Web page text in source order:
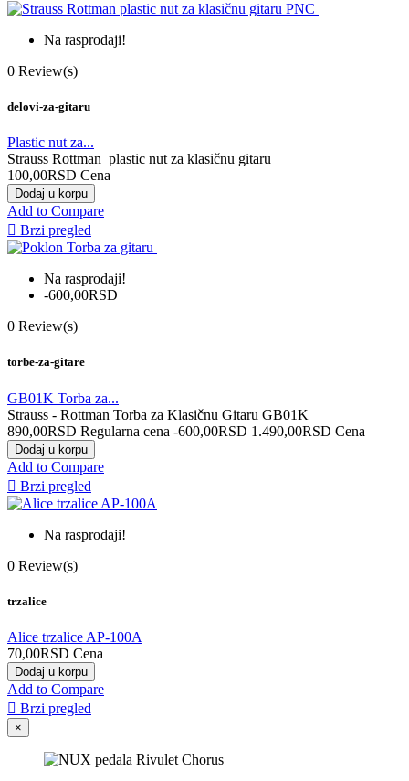
Na rasprodaji!
0 Review(s)
delovi-za-gitaru
Plastic nut za...
Strauss Rottman plastic nut za klasičnu gitaru
100,00RSD Cena
Dodaj u korpu
Add to Compare
 Brzi pregled
Na rasprodaji!
-600,00RSD
0 Review(s)
torbe-za-gitare
GB01K Torba za...
Strauss - Rottman Torba za Klasičnu Gitaru GB01K
890,00RSD Regularna cena -600,00RSD 1.490,00RSD Cena
Dodaj u korpu
Add to Compare
 Brzi pregled
Na rasprodaji!
0 Review(s)
trzalice
Alice trzalice AP-100A
70,00RSD Cena
Dodaj u korpu
Add to Compare
 Brzi pregled
×